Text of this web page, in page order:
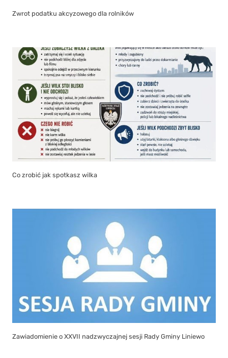
Zwrot podatku akcyzowego dla rolników
Co zrobić jak spotkasz wilka
Zawiadomienie o XXVII nadzwyczajnej sesji Rady Gminy Liniewo